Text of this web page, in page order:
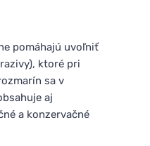
pomáhajú uvoľniť
ktoré pri
sa v
aj
a konzervačné